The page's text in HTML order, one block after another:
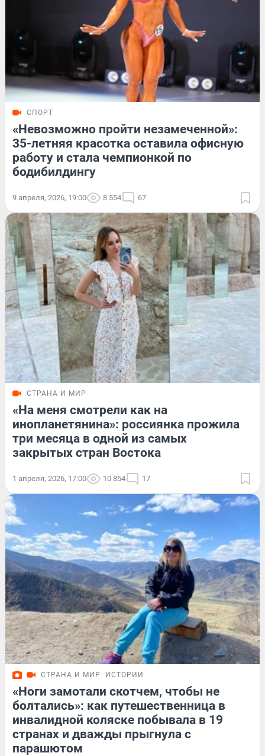
СПОРТ
«Невозможно пройти незамеченной»:
35-летняя красотка оставила офисную
работу и стала чемпионкой по
бодибилдингу
9 апреля, 2026, 19:00 8 554 67
СТРАНА И МИР
«На меня смотрели как на
инопланетянина»: россиянка прожила
три месяца в одной из самых
закрытых стран Востока
1 апреля, 2026, 17:00 10 854 17
СТРАНА И МИР ИСТОРИИ
«Ноги замотали скотчем, чтобы не
болтались»: как путешественница в
инвалидной коляске побывала в 19
странах и дважды прыгнула с
парашютом